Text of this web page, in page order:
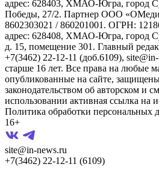
адрес: 628403, ХМАО-Югра, город
Победы, 27/2. Партнер ООО
8602303021 / 860201001. ОГРН:
адрес: 628408, ХМАО-Югра, город
д. 15, помещение 301. Главный
+7(3462) 22-12-11 (доб.6109),
старше 16 лет. Все права на любые
опубликованные на сайте,
законодательством об авторском и
использовании активная ссылка на
Политика обработки персональных
16+
site@in-news.ru
+7(3462) 22-12-11 (6109)